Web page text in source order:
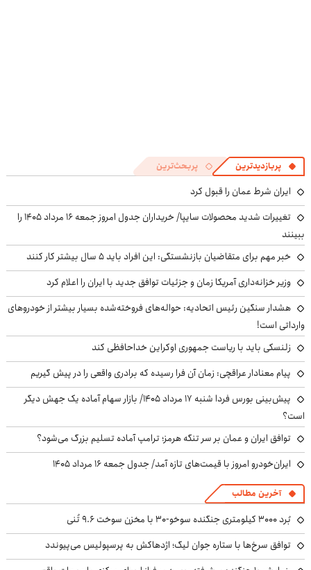
پربازدیدترین پربحث‌ترین
ایران شرط عمان را قبول کرد
تغییرات شدید محصولات سایپا/ خریداران جدول امروز جمعه ۱۶ مرداد ۱۴۰۵ را
ببینند
خبر مهم برای متقاضیان بازنشستگی: این افراد باید ۵ سال بیشتر کار کنند
وزیر خزانه‌داری آمریکا زمان و جزئیات توافق جدید با ایران را اعلام کرد
هشدار سنگین رئیس اتحادیه: حواله‌های فروخته‌شده بسیار بیشتر از خودروهای
وارداتی است!
زلنسکی باید با ریاست جمهوری اوکراین خداحافظی کند
پیام معنادار عراقچی: زمان آن فرا رسیده که برادری واقعی را در پیش گیریم
پیش‌بینی بورس فردا شنبه ۱۷ مرداد ۱۴۰۵/ بازار سهام آماده یک جهش دیگر
است؟
توافق ایران و عمان بر سر تنگه هرمز؛ ترامپ آماده تسلیم بزرگ می‌شود؟
ایران‌خودرو امروز با قیمت‌های تازه آمد/ جدول جمعه ۱۶ مرداد ۱۴۰۵
آخرین مطالب
بُرد ۳۰۰۰ کیلومتری جنگنده سوخو-۳۰ با مخزن سوخت ۹.۶ تُنی
توافق سرخ‌ها با ستاره جوان لیگ؛ اژدهاکش به پرسپولیس می‌پیوندد